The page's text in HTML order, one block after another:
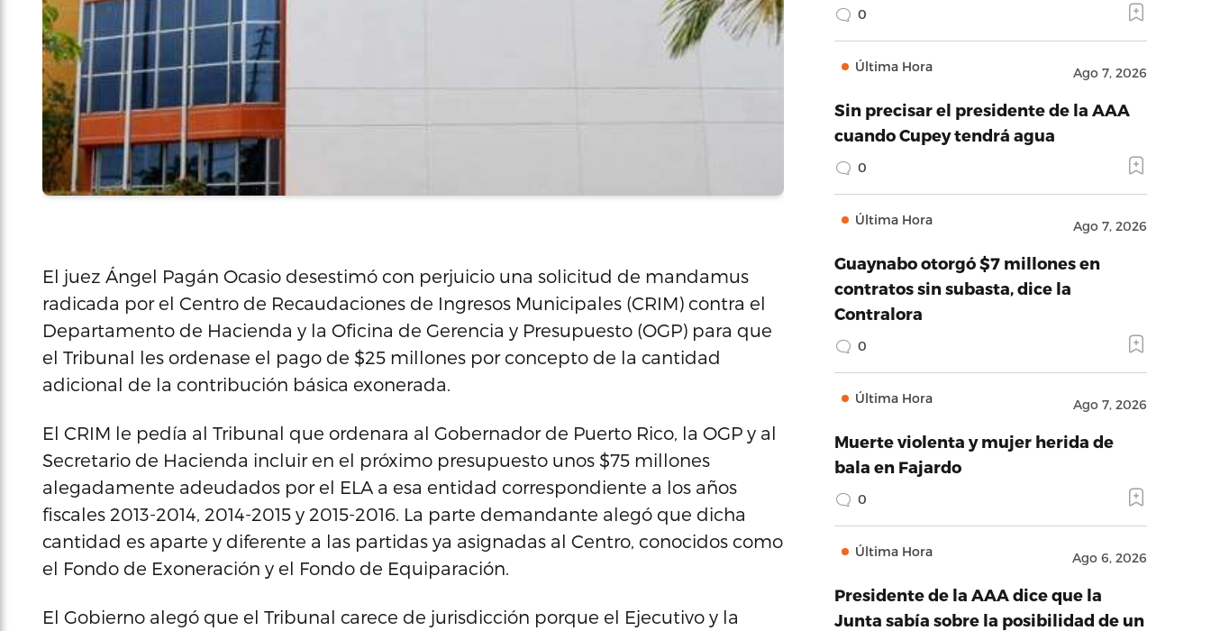
El juez Ángel Pagán Ocasio desestimó con perjuicio una solicitud de mandamus
radicada por el Centro de Recaudaciones de Ingresos Municipales (CRIM) contra el
Departamento de Hacienda y la Oficina de Gerencia y Presupuesto (OGP) para que
el Tribunal les ordenase el pago de $25 millones por concepto de la cantidad
adicional de la contribución básica exonerada.
El CRIM le pedía al Tribunal que ordenara al Gobernador de Puerto Rico, la OGP y al
Secretario de Hacienda incluir en el próximo presupuesto unos $75 millones
alegadamente adeudados por el ELA a esa entidad correspondiente a los años
fiscales 2013-2014, 2014-2015 y 2015-2016. La parte demandante alegó que dicha
cantidad es aparte y diferente a las partidas ya asignadas al Centro, conocidos como
el Fondo de Exoneración y el Fondo de Equiparación.
El Gobierno alegó que el Tribunal carece de jurisdicción porque el Ejecutivo y la
0
Última Hora Ago 7, 2026
Sin precisar el presidente de la AAA
cuando Cupey tendrá agua
0
Última Hora Ago 7, 2026
Guaynabo otorgó $7 millones en
contratos sin subasta, dice la
Contralora
0
Última Hora Ago 7, 2026
Muerte violenta y mujer herida de
bala en Fajardo
0
Última Hora Ago 6, 2026
Presidente de la AAA dice que la
Junta sabía sobre la posibilidad de un